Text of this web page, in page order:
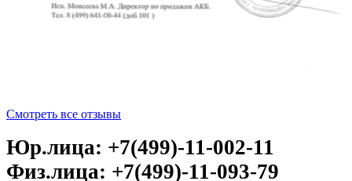
Смотреть все отзывы
Юр.лица: +7(499)-11-002-11
Физ.лица: +7(499)-11-093-79